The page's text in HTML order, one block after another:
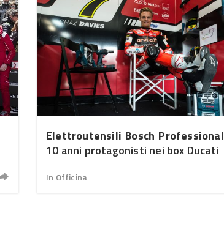
Elettroutensili Bosch Professional
10 anni protagonisti nei box Ducati
In Officina